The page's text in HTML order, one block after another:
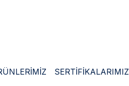
SERTİFİKALARIMIZ